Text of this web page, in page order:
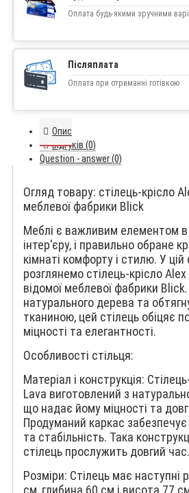
Оплата будь-якими зручними
Післяплата
Оплата при отриманні готівкою
Опис
Відгуків (0)
Question - answer (0)
Огляд товару: стілець-крісло
меблевої фабрики Blick
Меблі є важливим елементом
інтер'єру, і правильно обране
кімнаті комфорту і стилю. У цій
розглянемо стілець-крісло
відомої меблевої фабрики
натурального дерева та
тканиною, цей стілець обіцяє
міцності та елегантності.
Особливості стільця:
Матеріал і конструкція:
Lava виготовлений з
що надає йому міцності та
Продуманий каркас забезпечує
та стабільність. Така
стілець прослужить довгий час.
Розміри: Стілець має наступні
см, глибина 60 см і висота 77